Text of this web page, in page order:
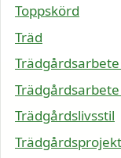
Toppskörd
Träd
Trädgårdslivsstil
Trädgårdsprojekt